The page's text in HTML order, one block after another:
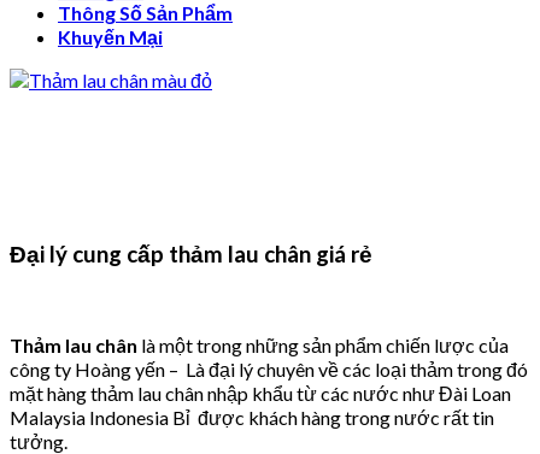
Thông Số Sản Phẩm
Khuyến Mại
Đại lý cung cấp thảm lau chân giá rẻ
Thảm lau chân là một trong những sản phẩm chiến lược của
công ty Hoàng yến – Là đại lý chuyên về các loại thảm trong đó
mặt hàng thảm lau chân nhập khẩu từ các nước như Đài Loan
Malaysia Indonesia Bỉ được khách hàng trong nước rất tin
tưởng.